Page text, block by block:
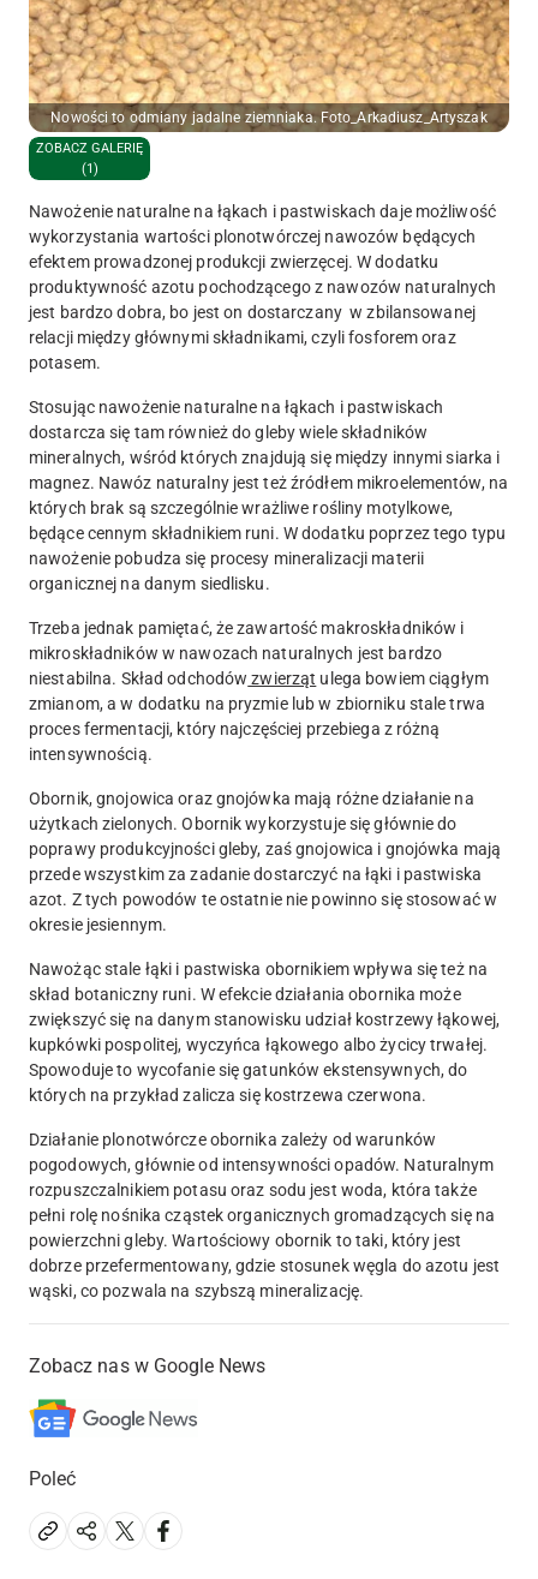
Nowości to odmiany jadalne ziemniaka. Foto_Arkadiusz_Artyszak
ZOBACZ GALERIĘ
(1)
Nawożenie naturalne na łąkach i pastwiskach daje możliwość
wykorzystania wartości plonotwórczej nawozów będących
efektem prowadzonej produkcji zwierzęcej. W dodatku
produktywność azotu pochodzącego z nawozów naturalnych
jest bardzo dobra, bo jest on dostarczany w zbilansowanej
relacji między głównymi składnikami, czyli fosforem oraz
potasem.
Stosując nawożenie naturalne na łąkach i pastwiskach
dostarcza się tam również do gleby wiele składników
mineralnych, wśród których znajdują się między innymi siarka i
magnez. Nawóz naturalny jest też źródłem mikroelementów, na
których brak są szczególnie wrażliwe rośliny motylkowe,
będące cennym składnikiem runi. W dodatku poprzez tego typu
nawożenie pobudza się procesy mineralizacji materii
organicznej na danym siedlisku.
Trzeba jednak pamiętać, że zawartość makroskładników i
mikroskładników w nawozach naturalnych jest bardzo
niestabilna. Skład odchodów zwierząt ulega bowiem ciągłym
zmianom, a w dodatku na pryzmie lub w zbiorniku stale trwa
proces fermentacji, który najczęściej przebiega z różną
intensywnością.
Obornik, gnojowica oraz gnojówka mają różne działanie na
użytkach zielonych. Obornik wykorzystuje się głównie do
poprawy produkcyjności gleby, zaś gnojowica i gnojówka mają
przede wszystkim za zadanie dostarczyć na łąki i pastwiska
azot. Z tych powodów te ostatnie nie powinno się stosować w
okresie jesiennym.
Nawożąc stale łąki i pastwiska obornikiem wpływa się też na
skład botaniczny runi. W efekcie działania obornika może
zwiększyć się na danym stanowisku udział kostrzewy łąkowej,
kupkówki pospolitej, wyczyńca łąkowego albo życicy trwałej.
Spowoduje to wycofanie się gatunków ekstensywnych, do
których na przykład zalicza się kostrzewa czerwona.
Działanie plonotwórcze obornika zależy od warunków
pogodowych, głównie od intensywności opadów. Naturalnym
rozpuszczalnikiem potasu oraz sodu jest woda, która także
pełni rolę nośnika cząstek organicznych gromadzących się na
powierzchni gleby. Wartościowy obornik to taki, który jest
dobrze przefermentowany, gdzie stosunek węgla do azotu jest
wąski, co pozwala na szybszą mineralizację.
Zobacz nas w Google News
Poleć